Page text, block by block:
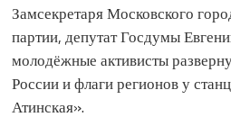
Замсекретаря Московского
партии, депутат Госдумы
молодёжные активисты
России и флаги регионов у
Атинская».